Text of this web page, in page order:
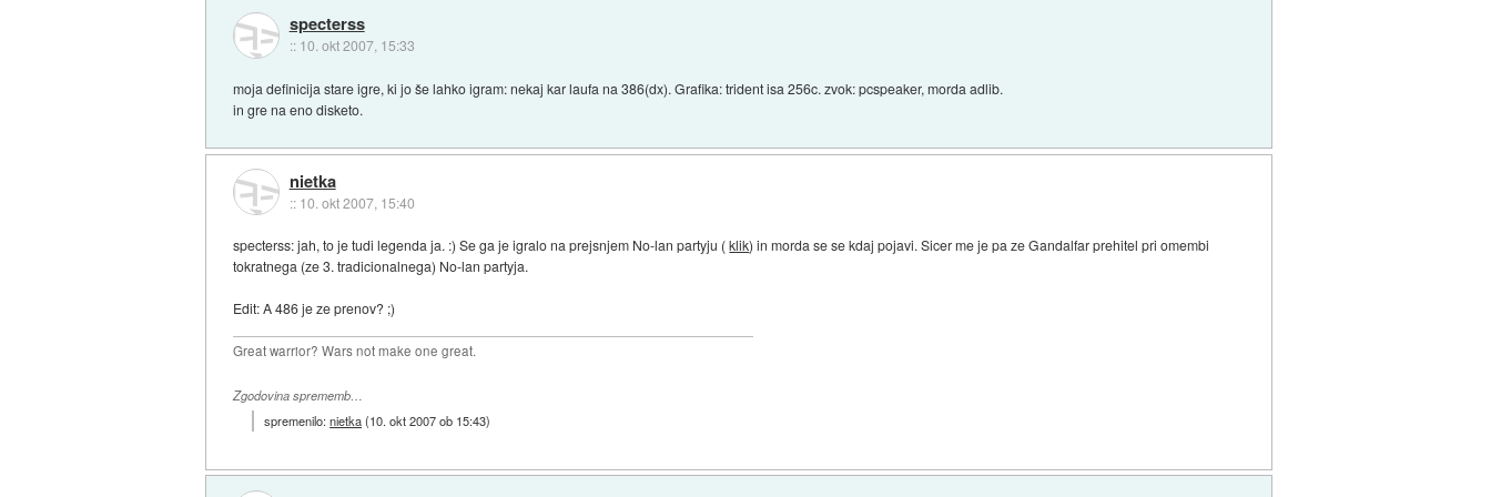
specterss
:: 10. okt 2007, 15:33
moja definicija stare igre, ki jo še lahko igram: nekaj kar laufa na 386(dx). Grafika: trident isa 256c. zvok: pcspeaker, morda adlib.
in gre na eno disketo.
nietka
:: 10. okt 2007, 15:40
specterss: jah, to je tudi legenda ja. :) Se ga je igralo na prejsnjem No-lan partyju (klik) in morda se se kdaj pojavi. Sicer me je pa ze Gandalfar prehitel pri omembi
tokratnega (ze 3. tradicionalnega) No-lan partyja.
Edit: A 486 je ze prenov? ;)
Great warrior? Wars not make one great.
Zgodovina sprememb…
spremenilo:nietka(10. okt 2007 ob 15:43)